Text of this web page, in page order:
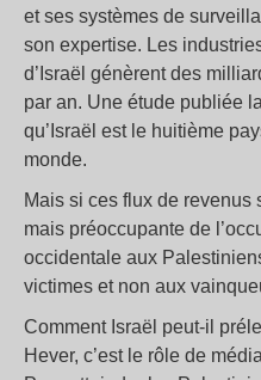
et ses systèmes de
son expertise. Les
d’Israël génèrent des
par an. Une étude publiée
qu’Israël est le huitième
monde.
Mais si ces flux de
mais préoccupante de
occidentale aux
victimes et non aux
Comment Israël peut-il
Hever, c’est le rôle de